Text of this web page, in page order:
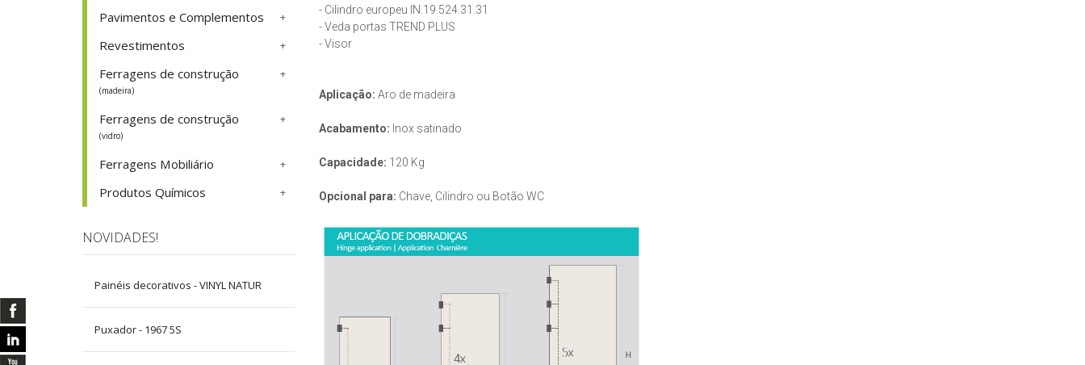
Pavimentos e Complementos
Revestimentos
Ferragens de construção
(madeira)
Ferragens de construção
(vidro)
Ferragens Mobiliário
Produtos Químicos
NOVIDADES!
Painéis decorativos - VINYL NATUR
Puxador - 1967 5S
- Cilindro europeu IN.19.524.31.31
- Veda portas TREND PLUS
- Visor
Aplicação: Aro de madeira
Acabamento: Inox satinado
Capacidade: 120 Kg
Opcional para: Chave, Cilindro ou Botão WC